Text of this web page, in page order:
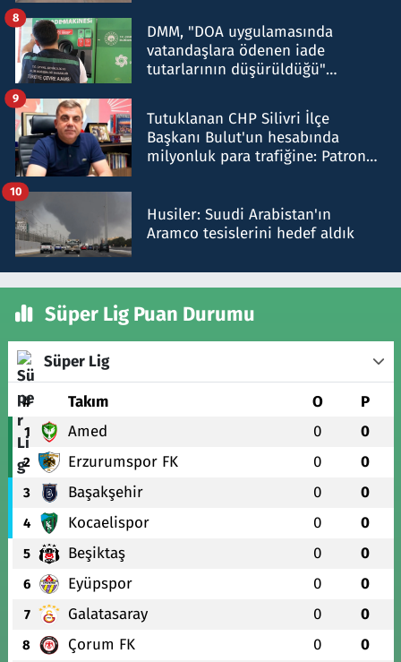
DMM, "DOA uygulamasında
vatandaşlara ödenen iade
tutarlarının düşürüldüğü"
8
Tutuklanan CHP Silivri İlçe
Başkanı Bulut'un hesabında
milyonluk para trafiğine: Patron
9
Husiler: Suudi Arabistan'ın
Aramco tesislerini hedef aldık
10
Süper Lig Puan Durumu
Süper Lig
# Takım O P
1 Amed 0 0
2 Erzurumspor FK 0 0
3 Başakşehir 0 0
4 Kocaelispor 0 0
5 Beşiktaş 0 0
6 Eyüpspor 0 0
7 Galatasaray 0 0
8 Çorum FK 0 0